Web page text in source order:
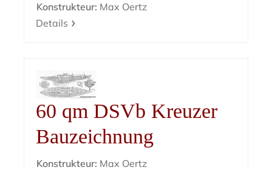
Konstrukteur: Max Oertz
Details
60 qm DSVb Kreuzer
Bauzeichnung
Konstrukteur: Max Oertz